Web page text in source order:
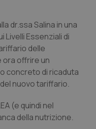
dr.ssa Salina in una
Livelli Essenziali di
delle
ora offrire un
concreto di ricaduta
nuovo tariffario.
(e quindi nel
della nutrizione.